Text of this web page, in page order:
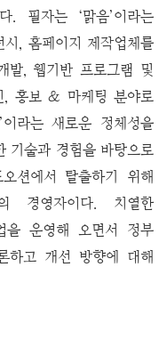
. 필자는 ‘맑음’이라는
, 홈페이지 제작업체를
, 웹기반 프로그램 및
, 홍보 & 마케팅 분야로
라는 새로운 정체성을
기술과 경험을 바탕으로
션에서 탈출하기 위해
경영자이다. 치열한
을 운영해 오면서 정부
하고 개선 방향에 대해